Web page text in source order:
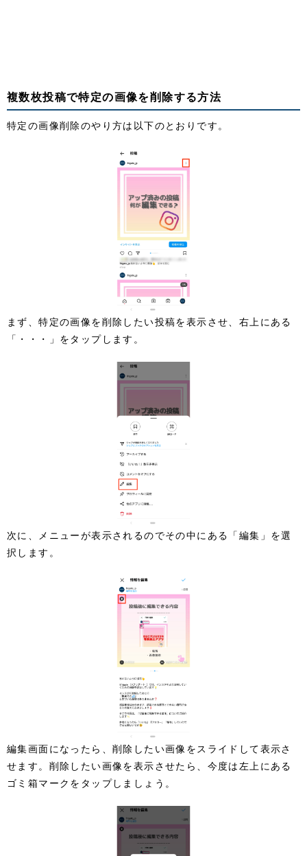
複数枚投稿で特定の画像を削除する方法
特定の画像削除のやり方は以下のとおりです。
まず、特定の画像を削除したい投稿を表示させ、右上にある
「・・・」をタップします。
次に、メニューが表示されるのでその中にある「編集」を選
択します。
編集画面になったら、削除したい画像をスライドして表示さ
せます。削除したい画像を表示させたら、今度は左上にある
ゴミ箱マークをタップしましょう。